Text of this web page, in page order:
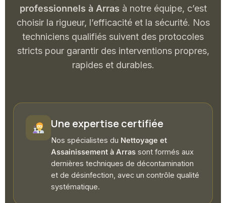
professionnels à Arras à notre équipe, c’est
choisir la rigueur, l’efficacité et la sécurité. Nos
techniciens qualifiés suivent des protocoles
stricts pour garantir des interventions propres,
rapides et durables.
Une expertise certifiée
Nos spécialistes du Nettoyage et
Assainissement à Arras sont formés aux
dernières techniques de décontamination
et de désinfection, avec un contrôle qualité
systématique.